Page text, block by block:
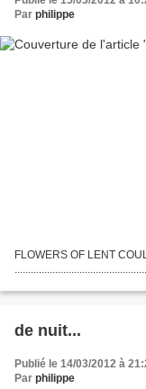
Par philippe
FLOWERS OF LENT
de nuit...
Publié le 14/03/2012 à
Par philippe